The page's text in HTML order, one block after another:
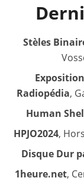
Stèles
Radiopédia,
Human
HPJO2024,
Disque Dur
1heure.net,